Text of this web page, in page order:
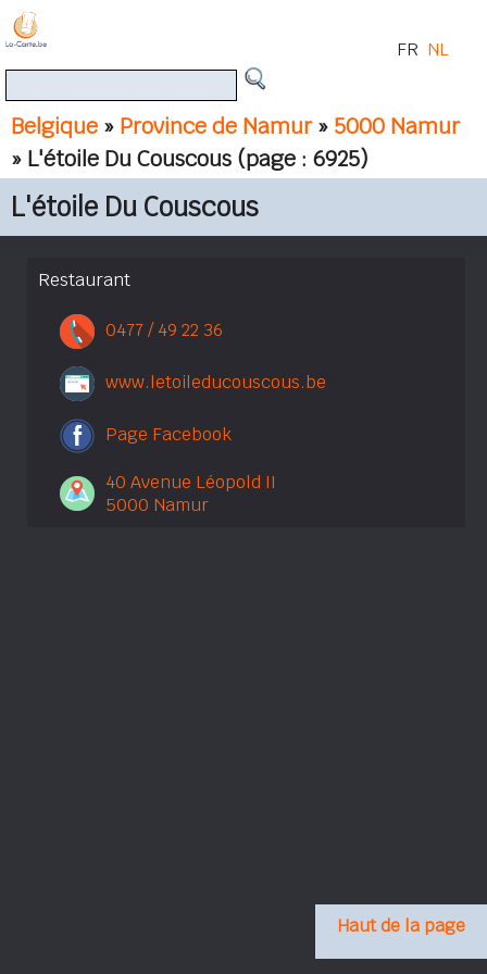
Belgique » Province de Namur» 5000 Namur
» L'étoile Du Couscous (page : 6925)
FR NL
L'étoile Du Couscous
Restaurant
0477 / 49 22 36
www.letoileducouscous.be
Page Facebook
40 Avenue Léopold II
5000 Namur
Haut de la page